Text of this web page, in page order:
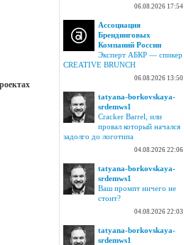
06.08.2026 17:54
Ассоциация
Брендинговых
Компаний России
Эксперт АБКР — спикер
CREATIVE BRUNCH
06.08.2026 13:50
tatyana-borkovskaya-
srdemws1
Cracker Barrel, или
провал который начался
задолго до логотипа
04.08.2026 22:06
tatyana-borkovskaya-
srdemws1
Ваш промпт ничего не
стоит?
04.08.2026 22:03
tatyana-borkovskaya-
srdemws1